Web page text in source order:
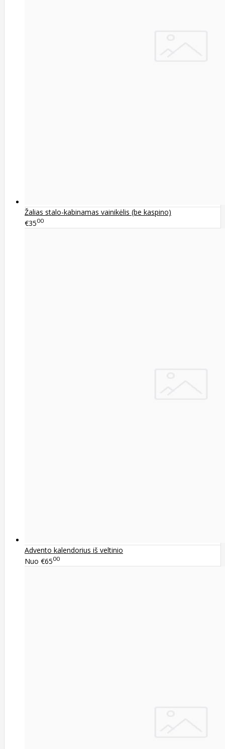
Žalias stalo-kabinamas vainikėlis (be kaspino)
€3500
Advento kalendorius iš veltinio
Nuo €6500